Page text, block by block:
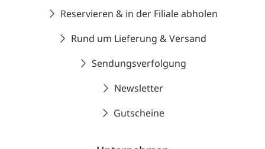
Reservieren & in der Filiale abholen
Rund um Lieferung & Versand
Sendungsverfolgung
Newsletter
Gutscheine